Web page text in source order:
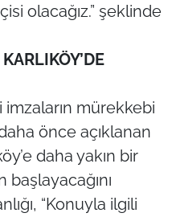
olacağız.” şeklinde
imzaların mürekkebi
önce açıklanan
daha yakın bir
başlayacağını
“Konuyla ilgili